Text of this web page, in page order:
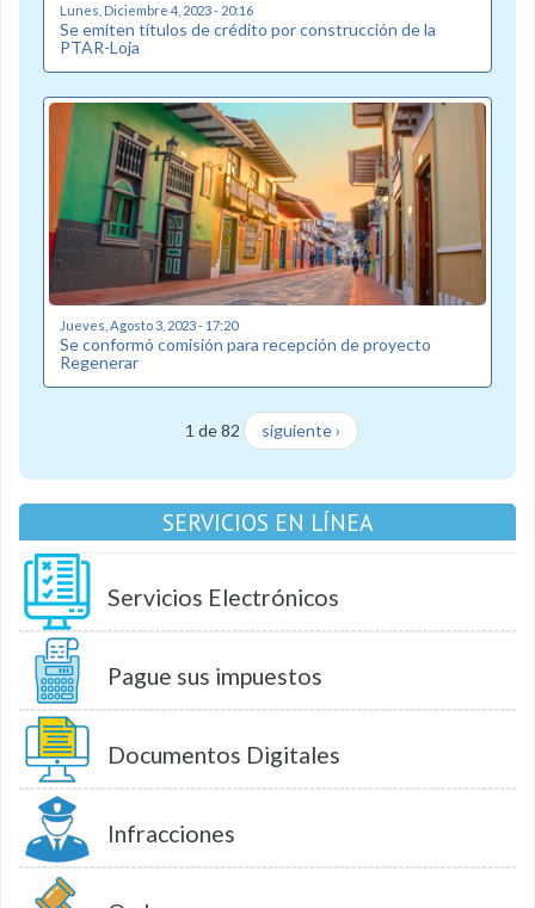
Lunes, Diciembre 4, 2023 - 20:16
Se emiten títulos de crédito por construcción de la
PTAR-Loja
Jueves, Agosto 3, 2023 - 17:20
Se conformó comisión para recepción de proyecto
Regenerar
1 de 82 siguiente ›
SERVICIOS EN LÍNEA
Servicios Electrónicos
Pague sus impuestos
Documentos Digitales
Infracciones